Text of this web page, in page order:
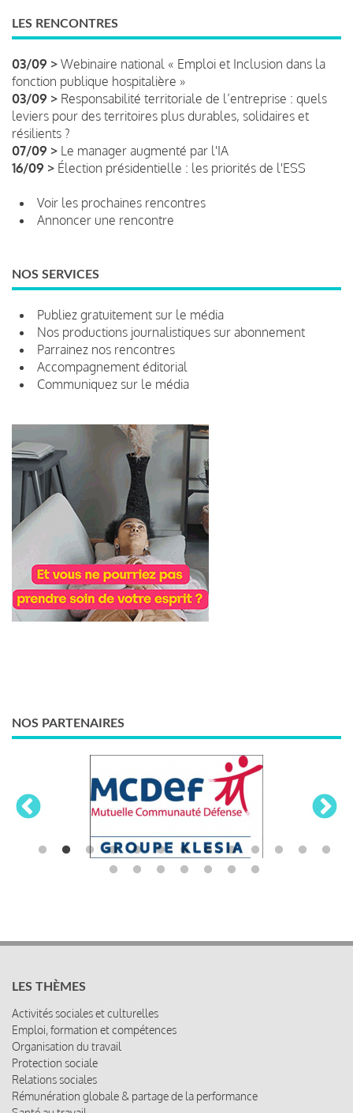
LES RENCONTRES
03/09 > Webinaire national « Emploi et Inclusion dans la
fonction publique hospitalière »
03/09 > Responsabilité territoriale de l’entreprise : quels
leviers pour des territoires plus durables, solidaires et
résilients ?
07/09 > Le manager augmenté par l'IA
16/09 > Élection présidentielle : les priorités de l'ESS
Voir les prochaines rencontres
Annoncer une rencontre
NOS SERVICES
Publiez gratuitement sur le média
Nos productions journalistiques sur abonnement
Parrainez nos rencontres
Accompagnement éditorial
Communiquez sur le média
NOS PARTENAIRES
LES THÈMES
Activités sociales et culturelles
Emploi, formation et compétences
Organisation du travail
Protection sociale
Relations sociales
Rémunération globale & partage de la performance